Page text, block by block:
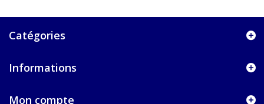
Catégories
Informations
Mon compte